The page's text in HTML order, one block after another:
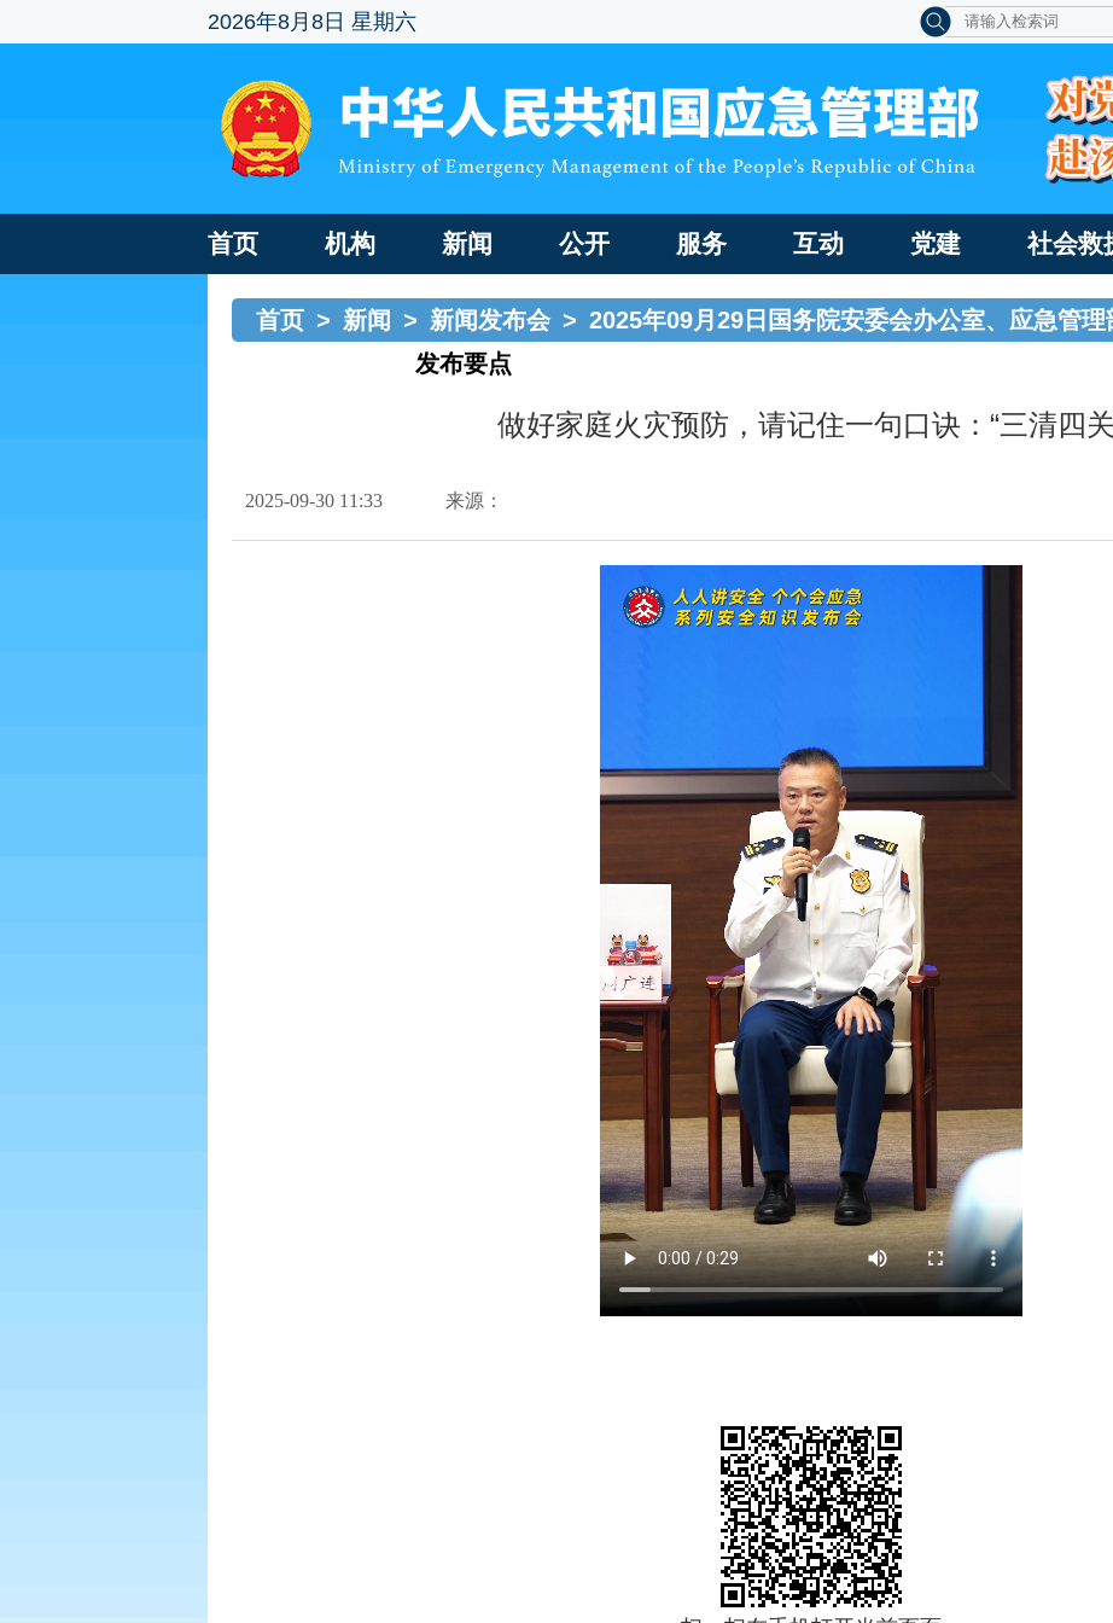
2026年8月8日 星期六
首页 机构 新闻 公开 服务 互动 党建 社会救
首页 > 新闻 > 新闻发布会 > 2025年09月29日国务院安委会办公室、应急管
发布要点
做好家庭火灾预防，请记住一句口诀：“三清四
2025-09-30 11:33 来源：